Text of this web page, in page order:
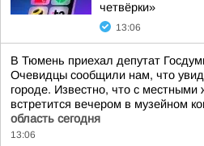
четвёрки»
13:06
В Тюмень приехал депутат
Очевидцы сообщили нам, что
городе. Известно, что с
встретится вечером в музейном
область сегодня
13:06